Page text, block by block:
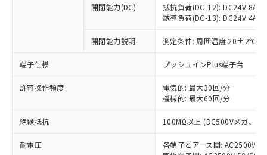
開閉能力(DC)
抵抗負荷(DC-12): DC24V 8A/
誘導負荷(DC-13): DC24V 4A/
開閉能力説明 測定条件: 周囲温度 20±2℃、
端子仕様 プッシュインPlus端子台
許容操作頻度
電気的: 最大30回/分
機械的: 最大60回/分
絶縁抵抗 100MΩ以上 (DC500Vメガ、点
耐電圧
各端子とアース間: AC2500V
本サービスは、当社制御機器事業取扱
商品の当社在庫状況および標準価格
(税抜)を提供させていただくもので
当社制御機器事業取扱商品の中には、
本サービスの対象外となる商品もある
ことをご了承ください。
在庫状況および標準価格照会結果は、
記載している更新日時点での社内デー
タに基づき作成されるものであり、閲
準価格とは異なる場合があることをご
調査・確認中：EU RoHS指令（10物質）の
非含有の対応状況を調査中または確認中の
非該当品：ライセンス料など無形物で、有
害物質有無と関係のない商品です。
仕入先様の事情により、非含有部品として
いたものが、含有品と判明した場合などや
むを得ず変更することがあります。
*EU RoHS指令（10物質）：
鉛(Pb) 1000ppm以下、 水銀(Hg) 1000ppm以下、 カド
六価クロム(Cr(Ⅵ)) 1000ppm以下、ポリ臭化ビフェニル
「○」：最大均質材料含有率が中国RoHSの
基準値以下であることを示します。
「×」：最大均質材料含有率が中国RoHSの
基準値を超えていることを示します。
「－」：未確認です。当社販売部門へお問
当社は、これら貴社製品のうち、外国
為替および外国貿易法に定める商品
（以下｢規制貨物等」という）を輸出
または国外への提供する場合は、日本
国政府の輸出許可(または役務取引許
可)を取得するなどの必要な手続きを